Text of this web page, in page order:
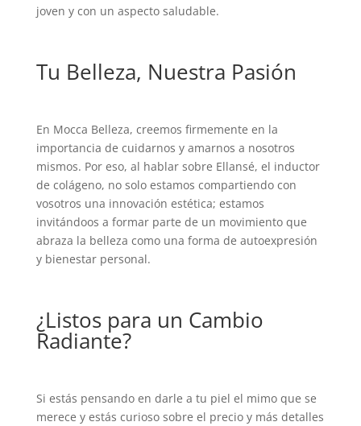
joven y con un aspecto saludable.
Tu Belleza, Nuestra Pasión
En Mocca Belleza, creemos firmemente en la
importancia de cuidarnos y amarnos a nosotros
mismos. Por eso, al hablar sobre Ellansé, el inductor
de colágeno, no solo estamos compartiendo con
vosotros una innovación estética; estamos
invitándoos a formar parte de un movimiento que
abraza la belleza como una forma de autoexpresión
y bienestar personal.
¿Listos para un Cambio
Radiante?
Si estás pensando en darle a tu piel el mimo que se
merece y estás curioso sobre el precio y más detalles